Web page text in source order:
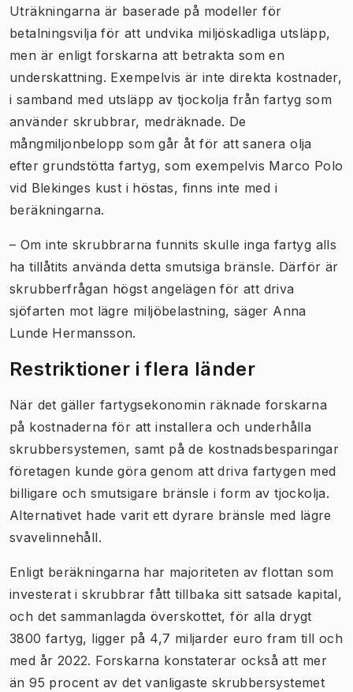
Uträkningarna är baserade på modeller för
betalningsvilja för att undvika miljöskadliga utsläpp,
men är enligt forskarna att betrakta som en
underskattning. Exempelvis är inte direkta kostnader,
i samband med utsläpp av tjockolja från fartyg som
använder skrubbrar, medräknade. De
mångmiljonbelopp som går åt för att sanera olja
efter grundstötta fartyg, som exempelvis Marco Polo
vid Blekinges kust i höstas, finns inte med i
beräkningarna.
– Om inte skrubbrarna funnits skulle inga fartyg alls
ha tillåtits använda detta smutsiga bränsle. Därför är
skrubberfrågan högst angelägen för att driva
sjöfarten mot lägre miljöbelastning, säger Anna
Lunde Hermansson.
Restriktioner i flera länder
När det gäller fartygsekonomin räknade forskarna
på kostnaderna för att installera och underhålla
skrubbersystemen, samt på de kostnadsbesparingar
företagen kunde göra genom att driva fartygen med
billigare och smutsigare bränsle i form av tjockolja.
Alternativet hade varit ett dyrare bränsle med lägre
svavelinnehåll.
Enligt beräkningarna har majoriteten av flottan som
investerat i skrubbrar fått tillbaka sitt satsade kapital,
och det sammanlagda överskottet, för alla drygt
3800 fartyg, ligger på 4,7 miljarder euro fram till och
med år 2022. Forskarna konstaterar också att mer
än 95 procent av det vanligaste skrubbersystemet